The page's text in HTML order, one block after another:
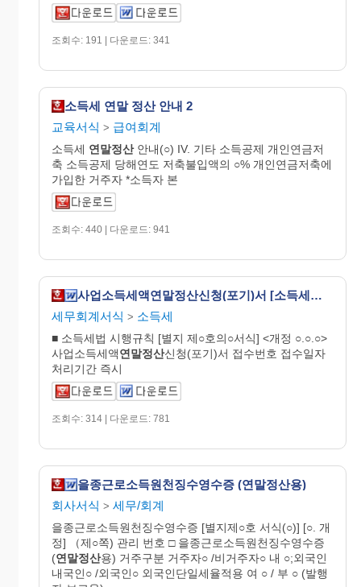
조회수: 191 | 다운로드: 341
소득세 연말 정산 안내 2
교육서식 > 급여회계
소득세 연말정산안내(○) IV. 기타 소득공제 개인연금저
축 소득공제 당해연도 저축불입액의 ○% 개인연금저축에
가입한 거주자 *소득자 본
조회수: 440 | 다운로드: 941
사업소득세액연말정산신청(포기)서 [소득세법 시행규칙 서식25의2]
세무회계서식 > 소득세
■ 소득세법 시행규칙 [별지 제○호의○서식] <개정 ○.○.○>
사업소득세액연말정산신청(포기)서 접수번호 접수일자
처리기간 즉시
조회수: 314 | 다운로드: 781
을종근로소득원천징수영수증 (연말정산용)
회사서식 > 세무/회계
을종근로소득원천징수영수증 [별지제○호 서식(○)] [○. 개
정] （제○쪽) 관리 번호 □ 을종근로소득원천징수영수증
(연말정산용) 거주구분 거주자○ /비거주자○ 내 ○;외국인
내국인○ /외국인○ 외국인단일세율적용 여 ○ / 부 ○ (발행